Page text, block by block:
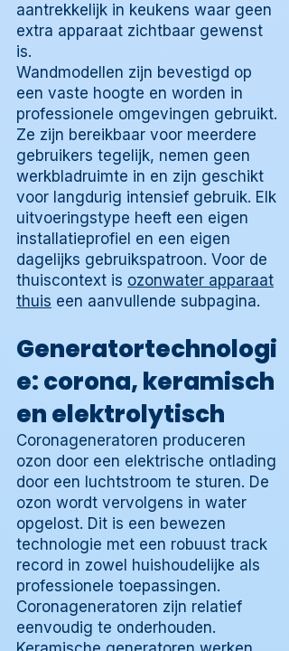
aantrekkelijk in keukens waar geen
extra apparaat zichtbaar gewenst
is.
Wandmodellen zijn bevestigd op
een vaste hoogte en worden in
professionele omgevingen gebruikt.
Ze zijn bereikbaar voor meerdere
gebruikers tegelijk, nemen geen
werkbladruimte in en zijn geschikt
voor langdurig intensief gebruik. Elk
uitvoeringstype heeft een eigen
installatieprofiel en een eigen
dagelijks gebruikspatroon. Voor de
thuiscontext is ozonwater apparaat
thuis een aanvullende subpagina.
Generatortechnologi
e: corona, keramisch
en elektrolytisch
Coronageneratoren produceren
ozon door een elektrische ontlading
door een luchtstroom te sturen. De
ozon wordt vervolgens in water
opgelost. Dit is een bewezen
technologie met een robuust track
record in zowel huishoudelijke als
professionele toepassingen.
Coronageneratoren zijn relatief
eenvoudig te onderhouden.